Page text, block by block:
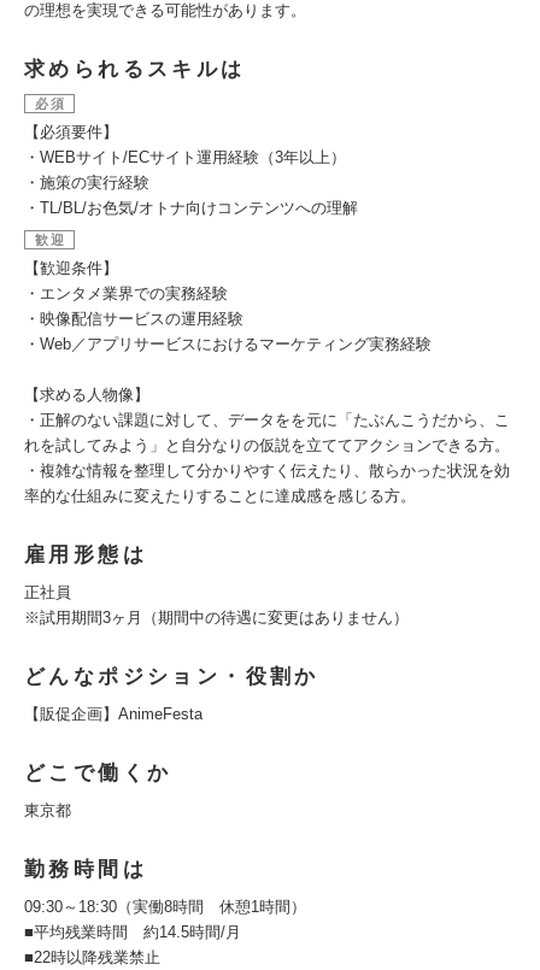
の理想を実現できる可能性があります。
求められるスキルは
必須
【必須要件】
・WEBサイト/ECサイト運用経験（3年以上）
・施策の実行経験
・TL/BL/お色気/オトナ向けコンテンツへの理解
歓迎
【歓迎条件】
・エンタメ業界での実務経験
・映像配信サービスの運用経験
・Web／アプリサービスにおけるマーケティング実務経験
【求める人物像】
・正解のない課題に対して、データをを元に「たぶんこうだから、こ
れを試してみよう」と自分なりの仮説を立ててアクションできる方。
・複雑な情報を整理して分かりやすく伝えたり、散らかった状況を効
率的な仕組みに変えたりすることに達成感を感じる方。
雇用形態は
正社員
※試用期間3ヶ月（期間中の待遇に変更はありません）
どんなポジション・役割か
【販促企画】AnimeFesta
どこで働くか
東京都
勤務時間は
09:30～18:30（実働8時間 休憩1時間）
■平均残業時間 約14.5時間/月
■22時以降残業禁止